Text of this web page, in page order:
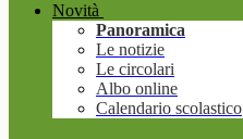
Novità
Panoramica
Le notizie
Le circolari
Albo online
Calendario scolastico